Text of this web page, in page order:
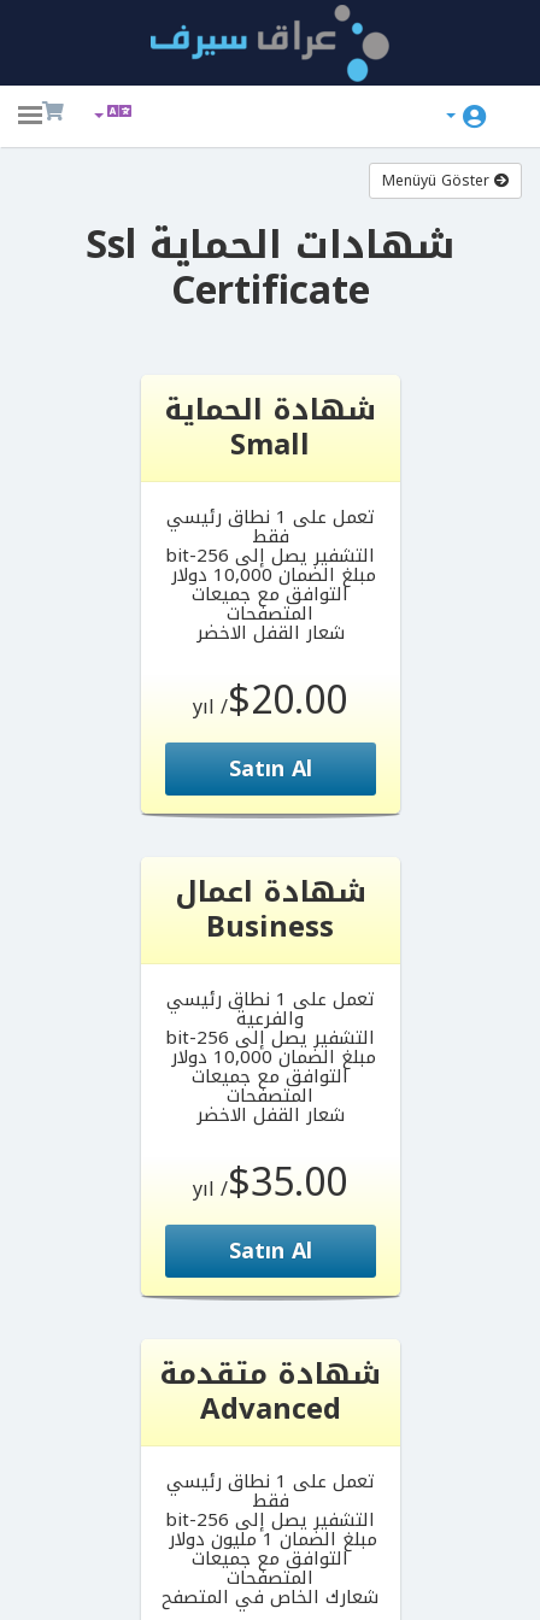
شهادات الحماية Ssl
Certificate
شهادة الحماية
Small
تعمل على 1 نطاق رئيسي
فقط
التشفير يصل إلى 256-bit
مبلغ الضمان 10,000 دولار
التوافق مع جميعات
المتصفحات
شعار القفل الاخضر
$20.00
/ yıl
Satın Al
شهادة اعمال
Business
تعمل على 1 نطاق رئيسي
والفرعية
التشفير يصل إلى 256-bit
مبلغ الضمان 10,000 دولار
التوافق مع جميعات
المتصفحات
شعار القفل الاخضر
$35.00
/ yıl
Satın Al
شهادة متقدمة
Advanced
تعمل على 1 نطاق رئيسي
فقط
التشفير يصل إلى 256-bit
مبلغ الضمان 1 مليون دولار
التوافق مع جميعات
المتصفحات
شعارك الخاص في المتصفح